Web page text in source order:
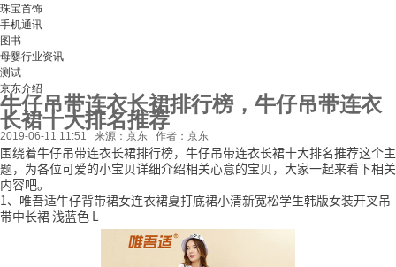
珠宝首饰
手机通讯
图书
母婴行业资讯
测试
京东介绍
牛仔吊带连衣长裙排行榜，牛仔吊带连衣
长裙十大排名推荐
2019-06-11 11:51 来源：京东 作者：京东
围绕着牛仔吊带连衣长裙排行榜，牛仔吊带连衣长裙十大排名推荐这个主
题，为各位可爱的小宝贝详细介绍相关心意的宝贝，大家一起来看下相关
内容吧。
1、唯吾适牛仔背带裙女连衣裙夏打底裙小清新宽松学生韩版女装开叉吊
带中长裙 浅蓝色 L